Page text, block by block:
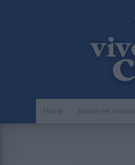
Home Italiani nel mondo